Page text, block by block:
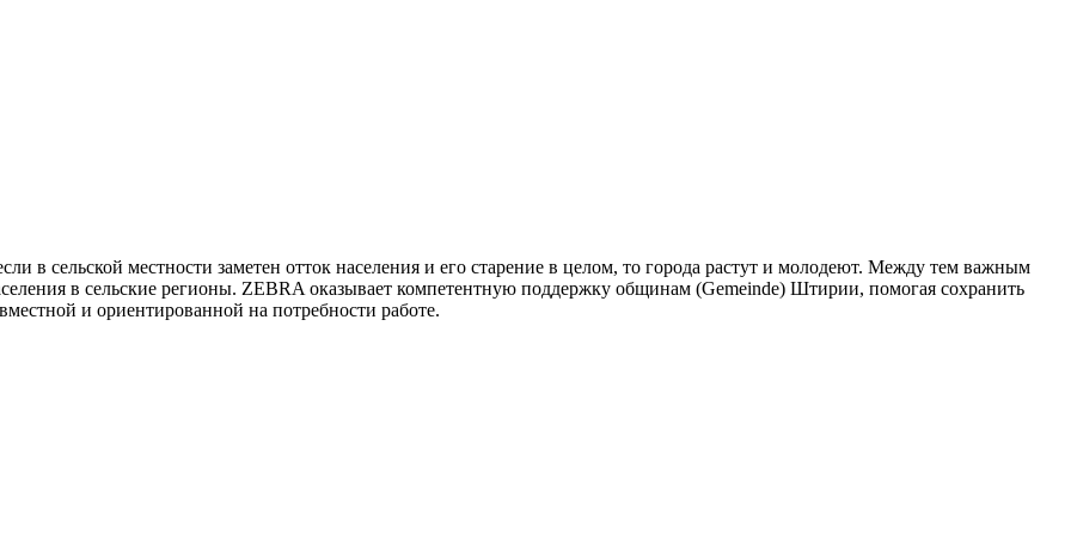
в сельской местности заметен отток населения и его старение в целом, то города растут и молодеют. Между тем важным
в сельские регионы. ZEBRA оказывает компетентную поддержку общинам (Gemeinde) Штирии, помогая сохранить
и ориентированной на потребности работе.